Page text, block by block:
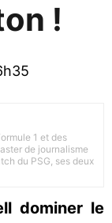
!
1 et des
de journalisme
du PSG, ses deux
dominer le